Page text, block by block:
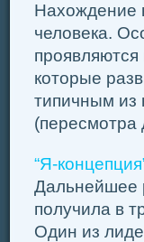
Нахождение
человека.
которые
типичным из
(пересмотра
“Я-
Дальнейшее
получила в
Один из